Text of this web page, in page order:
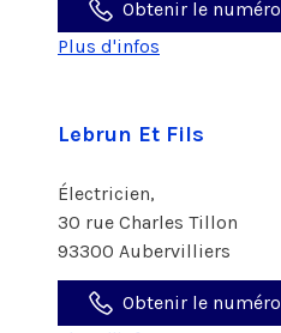
Obtenir le numéro
Plus d'infos
Lebrun Et Fils
Électricien,
30 rue Charles Tillon
93300 Aubervilliers
Obtenir le numéro